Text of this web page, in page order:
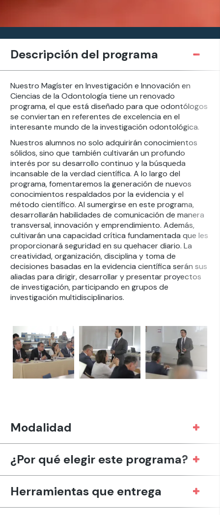
Descripción del programa
Nuestro Magíster en Investigación e Innovación en
Ciencias de la Odontología tiene un renovado
programa, el que está diseñado para que odontólogos
se conviertan en referentes de excelencia en el
interesante mundo de la investigación odontológica.
Nuestros alumnos no solo adquirirán conocimientos
sólidos, sino que también cultivarán un profundo
interés por su desarrollo continuo y la búsqueda
incansable de la verdad científica. A lo largo del
programa, fomentaremos la generación de nuevos
conocimientos respaldados por la evidencia y el
método científico. Al sumergirse en este programa,
desarrollarán habilidades de comunicación de manera
transversal, innovación y emprendimiento. Además,
cultivarán una capacidad crítica fundamentada que les
proporcionará seguridad en su quehacer diario. La
creatividad, organización, disciplina y toma de
decisiones basadas en la evidencia científica serán sus
aliadas para dirigir, desarrollar y presentar proyectos
de investigación, participando en grupos de
investigación multidisciplinarios.
Modalidad
¿Por qué elegir este programa?
Herramientas que entrega